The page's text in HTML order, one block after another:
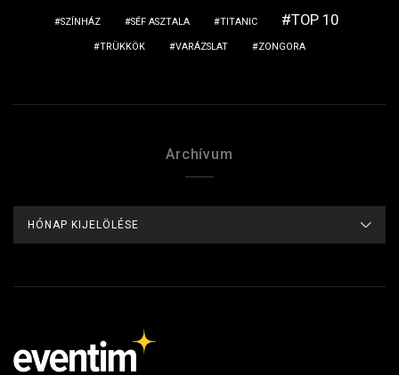
SZÍNHÁZ SÉF ASZTALA TITANIC TOP 10
TRÜKKÖK VARÁZSLAT ZONGORA
Archívum